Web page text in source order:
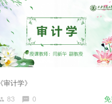
《审计学》
83
0